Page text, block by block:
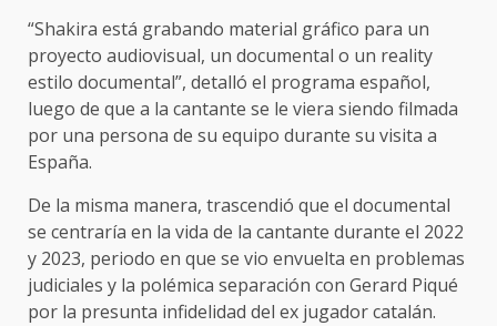
“Shakira está grabando material gráfico para un
proyecto audiovisual, un documental o un reality
estilo documental”, detalló el programa español,
luego de que a la cantante se le viera siendo filmada
por una persona de su equipo durante su visita a
España.
De la misma manera, trascendió que el documental
se centraría en la vida de la cantante durante el 2022
y 2023, periodo en que se vio envuelta en problemas
judiciales y la polémica separación con Gerard Piqué
por la presunta infidelidad del ex jugador catalán.